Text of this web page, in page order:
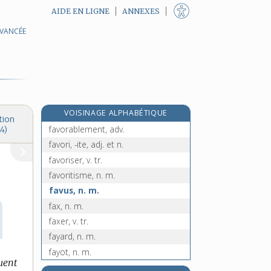
AIDE EN LIGNE ANNEXES
VOISINAGE ALPHABÉTIQUE
favorable, adj.
favorablement, adv.
favori, -ite, adj. et n.
favoriser, v. tr.
favoritisme, n. m.
favus, n. m.
fax, n. m.
faxer, v. tr.
fayard, n. m.
fayot, n. m.
fayoter, v. tr.